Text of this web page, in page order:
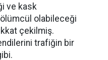
ve kask
ölümcül olabileceği
çekilmiş.
trafiğin bir